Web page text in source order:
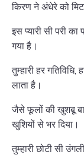
किरण ने अंधेरे को
इस प्यारी सी परी
गया है।
तुम्हारी हर
लाता है।
जैसे फूलों की खुशबू
खुशियों से भर दिया।
तुम्हारी छोटी सी